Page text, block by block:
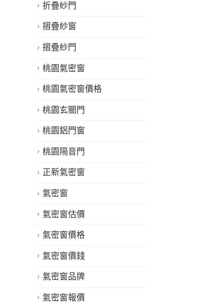
折疊紗門
摺疊紗窗
摺疊紗門
桃園氣密窗
桃園氣密窗價格
桃園玄關門
桃園鋁門窗
桃園隔音門
正新氣密窗
氣密窗
氣密窗估價
氣密窗價格
氣密窗價錢
氣密窗品牌
氣密窗報價